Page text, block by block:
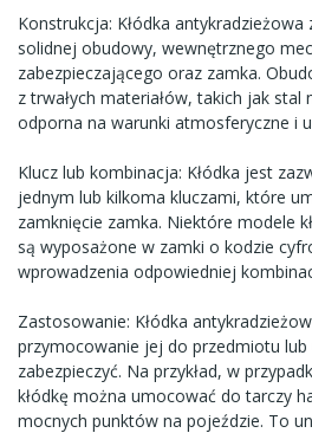
Konstrukcja: Kłódka antykradzieżowa
solidnej obudowy, wewnętrznego
zabezpieczającego oraz zamka.
z trwałych materiałów, takich jak
odporna na warunki atmosferyczne i
Klucz lub kombinacja: Kłódka jest
jednym lub kilkoma kluczami, które
zamknięcie zamka. Niektóre modele
są wyposażone w zamki o kodzie
wprowadzenia odpowiedniej
Zastosowanie: Kłódka
przymocowanie jej do przedmiotu
zabezpieczyć. Na przykład, w
kłódkę można umocować do tarczy
mocnych punktów na pojeździe. To